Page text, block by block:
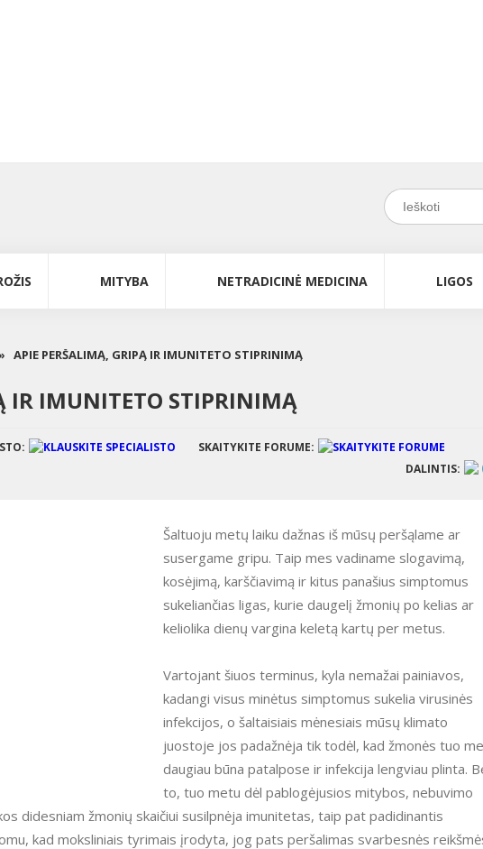
MITYBA NETRADICINĖ MEDICINA LIGOS
APIE PERŠALIMĄ, GRIPĄ IR IMUNITETO STIPRINIMĄ
IR IMUNITETO STIPRINIMĄ
SKAITYKITE FORUME:
DALINTIS:
Šaltuoju metų laiku dažnas iš mūsų peršąlame ar
susergame gripu. Taip mes vadiname slogavimą,
kosėjimą, karščiavimą ir kitus panašius simptomus
sukeliančias ligas, kurie daugelį žmonių po kelias ar
keliolika dienų vargina keletą kartų per metus.
Vartojant šiuos terminus, kyla nemažai painiavos,
kadangi visus minėtus simptomus sukelia virusinės
infekcijos, o šaltaisiais mėnesiais mūsų klimato
juostoje jos padažnėja tik todėl, kad žmonės tuo
daugiau būna patalpose ir infekcija lengviau plinta.
to, tuo metu dėl pablogėjusios mitybos, nebuvimo
didesniam žmonių skaičiui susilpnėja imunitetas, taip pat padidinantis
kad moksliniais tyrimais įrodyta, jog pats peršalimas svarbesnės